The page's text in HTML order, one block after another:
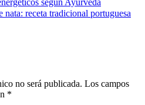
según Ayurveda
nata: receta tradicional portuguesa
no será publicada. Los campos
*